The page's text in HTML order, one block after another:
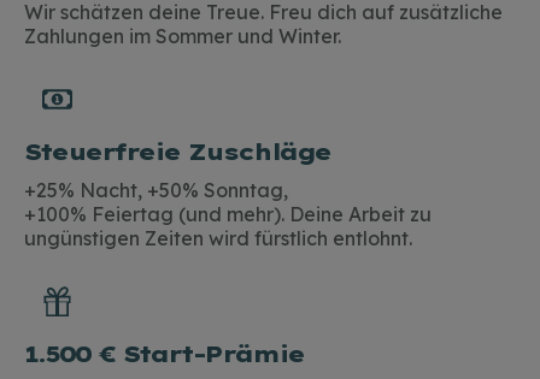
Wir schätzen deine Treue. Freu dich auf zusätzliche
Zahlungen im Sommer und Winter.
Steuerfreie Zuschläge
+25% Nacht, +50% Sonntag,
+100% Feiertag (und mehr). Deine Arbeit zu
ungünstigen Zeiten wird fürstlich entlohnt.
1.500 € Start-Prämie